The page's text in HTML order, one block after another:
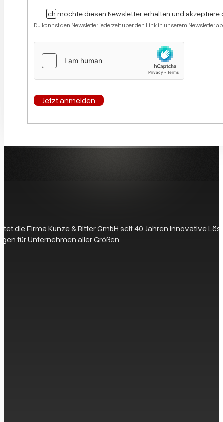
Ich möchte diesen Newsletter erhalten und akzeptiere
Du kannst den Newsletter jederzeit über den Link in unserem Newsletter
Jetzt anmelden
die Firma Kunze & Ritter GmbH seit 40 Jahren innovative
für Unternehmen aller Größen.